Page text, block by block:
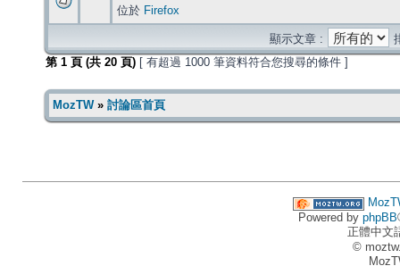
位於 Firefox
顯示文章 :
第 1 頁 (共 20 頁) [ 有超過 1000 筆資料符合您搜尋的條件 ]
MozTW» 討論區首頁
Powered by phpBB
正體中文
©